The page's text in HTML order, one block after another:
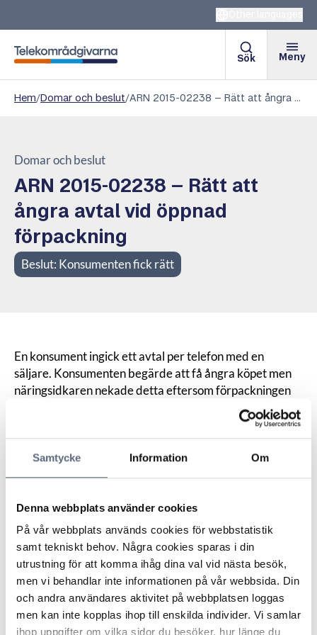
Samtycke Information Om
Denna webbplats använder cookies
På vår webbplats används cookies för webbstatistik
samt tekniskt behov. Några cookies sparas i din
utrustning för att komma ihåg dina val vid nästa besök,
men vi behandlar inte informationen på vår webbsida. Din
och andra användares aktivitet på webbplatsen loggas
men kan inte kopplas ihop till enskilda individer. Vi samlar
ihop uppgifter om vilka sidor du besöker, hur länge du
Telekområdgivarna
Sök Meny
Hem/Domar och beslut/ ARN 2015-02238 – Rätt att ångra avtal vid öppnad förpackning
Domar och beslut
ARN 2015-02238 – Rätt att
ångra avtal vid öppnad
förpackning
Beslut: Konsumenten fick rätt
En konsument ingick ett avtal per telefon med en
säljare. Konsumenten begärde att få ångra köpet men
näringsidkaren nekade detta eftersom förpackningen
var öppnad och ansåg att ångerrätten då inte
gällde. ARN menade att en konsument, sedan
lagändringen år 2014, kan ångra ett köp även om en
vara använts eller till och med skadats.
En konsument kan dock bli skyldig att ersätta
beror på att konsumenten har ”hanterat varan i större
omfattning än som varit nödvändigt för att fastställa
dess egenskaper eller funktion”. Denna lagstiftning är
tvingande till konsumentens fördel.
Vidare menade ARN att det faktum att varans
förpackning har öppnats inte ger näringsidkaren rätt att
neka ånger vid köp av en vara som skett på distans, till
exempel genom ett telefonsamtal. Och att öppna